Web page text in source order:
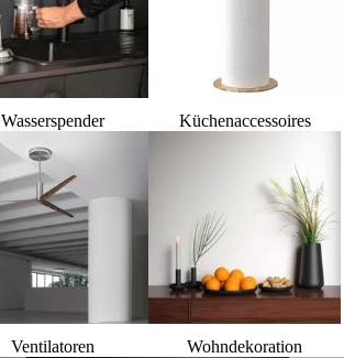
Wasserspender Küchenaccessoires
Ventilatoren Wohndekoration